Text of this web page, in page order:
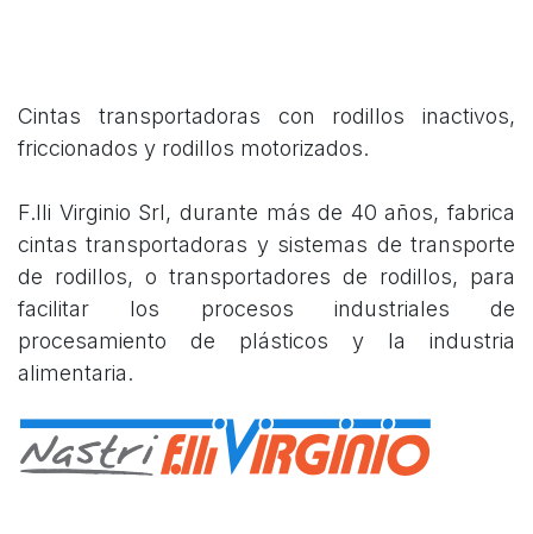
Cintas transportadoras con rodillos inactivos,
friccionados y rodillos motorizados.
F.lli Virginio Srl, durante más de 40 años, fabrica
cintas transportadoras y sistemas de transporte
de rodillos, o transportadores de rodillos, para
facilitar los procesos industriales de
procesamiento de plásticos y la industria
alimentaria.